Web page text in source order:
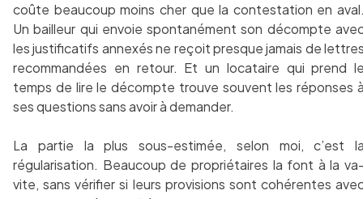
coûte beaucoup moins cher que la contestation en
Un bailleur qui envoie spontanément son décompte
les justificatifs annexés ne reçoit presque jamais de
recommandées en retour. Et un locataire qui prend
temps de lire le décompte trouve souvent les réponses
ses questions sans avoir à demander.
La partie la plus sous-estimée, selon moi, c’est
régularisation. Beaucoup de propriétaires la font à la
vite, sans vérifier si leurs provisions sont cohérentes